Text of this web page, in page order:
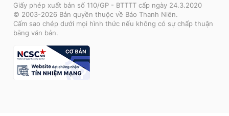
Giấy phép xuất bản số 110/GP - BTTTT cấp ngày 24.3.2020
© 2003-2026 Bản quyền thuộc về Báo Thanh Niên.
Cấm sao chép dưới mọi hình thức nếu không có sự chấp thuận
bằng văn bản.